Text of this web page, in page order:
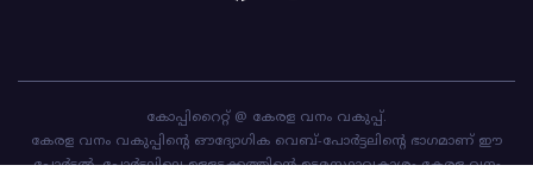
കോപ്പിറൈറ്റ് @ കേരള വനം വകുപ്പ്.
കേരള വനം വകുപ്പിന്റെ ഔദ്യോഗിക വെബ്-പോർട്ടലിന്റെ ഭാഗമാണ് ഈ
പോർട്ടൽ. പോർട്ടലിലെ ഉള്ളടക്കത്തിന്റെ ഉടമസ്ഥാവകാശം കേരള വനം